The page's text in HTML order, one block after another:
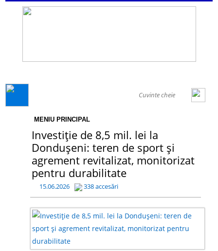
MENIU PRINCIPAL
Investiție de 8,5 mil. lei la
Dondușeni: teren de sport și
agrement revitalizat, monitorizat
pentru durabilitate
15.06.2026 338 accesări